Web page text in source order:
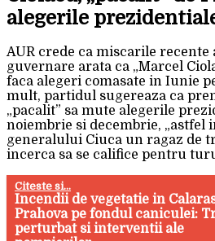
alegerile
AUR crede ca miscarile recente
guvernare arata ca „Marcel
faca alegeri comasate in Iunie
mult, partidul sugereaza ca
„pacalit” sa mute alegerile
noiembrie si decembrie, „astfel
generalului Ciuca un ragaz de
incerca sa se califice pentru
Citeste si...
Incendii de vegetatie in
Prahova pe fondul caniculei:
perturbat si interventii ale